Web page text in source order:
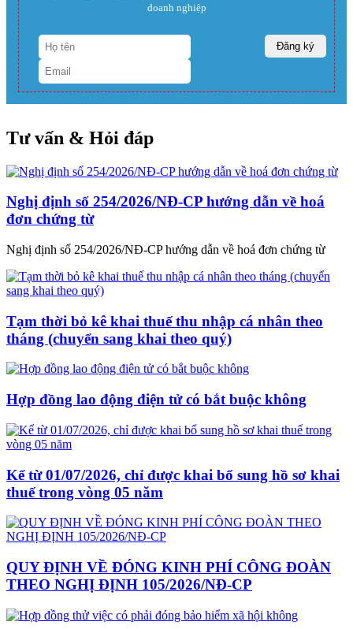
doanh nghiệp
Tư vấn & Hỏi đáp
Nghị định số 254/2026/NĐ-CP hướng dẫn về hoá
đơn chứng từ
Nghị định số 254/2026/NĐ-CP hướng dẫn về hoá đơn chứng từ
Tạm thời bỏ kê khai thuế thu nhập cá nhân theo
tháng (chuyển sang khai theo quý)
Hợp đồng lao động điện tử có bắt buộc không
Kể từ 01/07/2026, chỉ được khai bổ sung hồ sơ khai
thuế trong vòng 05 năm
QUY ĐỊNH VỀ ĐÓNG KINH PHÍ CÔNG ĐOÀN
THEO NGHỊ ĐỊNH 105/2026/NĐ-CP